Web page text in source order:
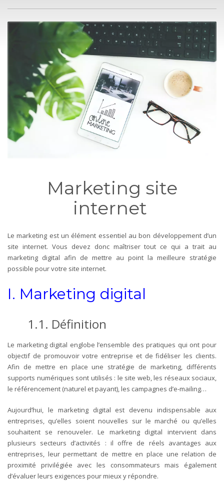
Marketing site
internet
Le marketing est un élément essentiel au bon développement d’un
site internet. Vous devez donc maîtriser tout ce qui a trait au
marketing digital afin de mettre au point la meilleure stratégie
possible pour votre site internet.
I. Marketing digital
1.1. Définition
Le marketing digital englobe l’ensemble des pratiques qui ont pour
objectif de promouvoir votre entreprise et de fidéliser les clients.
Afin de mettre en place une stratégie de marketing, différents
supports numériques sont utilisés : le site web, les réseaux sociaux,
le référencement (naturel et payant), les campagnes d’e-mailing…
Aujourd’hui, le marketing digital est devenu indispensable aux
entreprises, qu’elles soient nouvelles sur le marché ou qu’elles
souhaitent se renouveler. Le marketing digital intervient dans
plusieurs secteurs d’activités : il offre de réels avantages aux
entreprises, leur permettant de mettre en place une relation de
proximité privilégiée avec les consommateurs mais également
d’évaluer leurs exigences pour mieux y répondre.